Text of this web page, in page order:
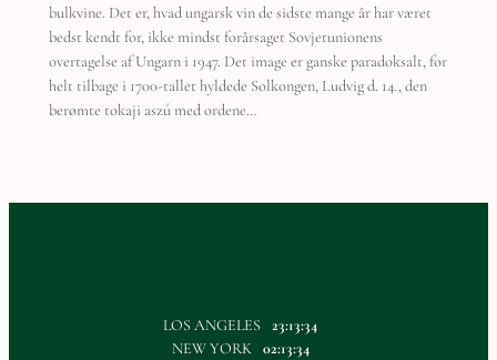
bulkvine. Det er, hvad ungarsk vin de sidste mange år har været
bedst kendt for, ikke mindst forårsaget Sovjetunionens
overtagelse af Ungarn i 1947. Det image er ganske paradoksalt, for
helt tilbage i 1700-tallet hyldede Solkongen, Ludvig d. 14., den
berømte tokaji aszú med ordene…
LOS ANGELES
23:13:34
NEW YORK
02:13:34